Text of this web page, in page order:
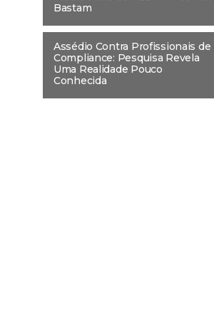
Bastam
Assédio Contra Profissionais de
Compliance: Pesquisa Revela
Uma Realidade Pouco
Conhecida